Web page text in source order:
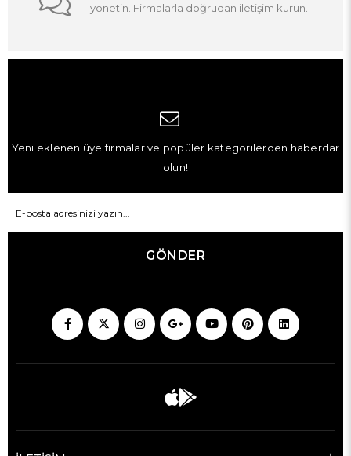
yönetin. Firmalarla doğrudan iletişim kurun.
Yeni eklenen üye firmalar ve popüler kategorilerden haberdar
olun!
GÖNDER